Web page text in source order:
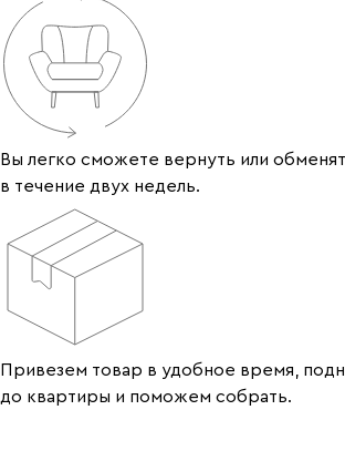
Вы легко сможете вернуть или
в течение двух недель.
Привезем товар в удобное время,
до квартиры и поможем собрать.